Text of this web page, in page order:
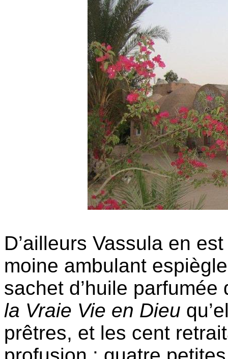
D’ailleurs Vassula en
moine ambulant
sachet d’huile
la Vraie Vie en Dieu
prêtres, et les cent